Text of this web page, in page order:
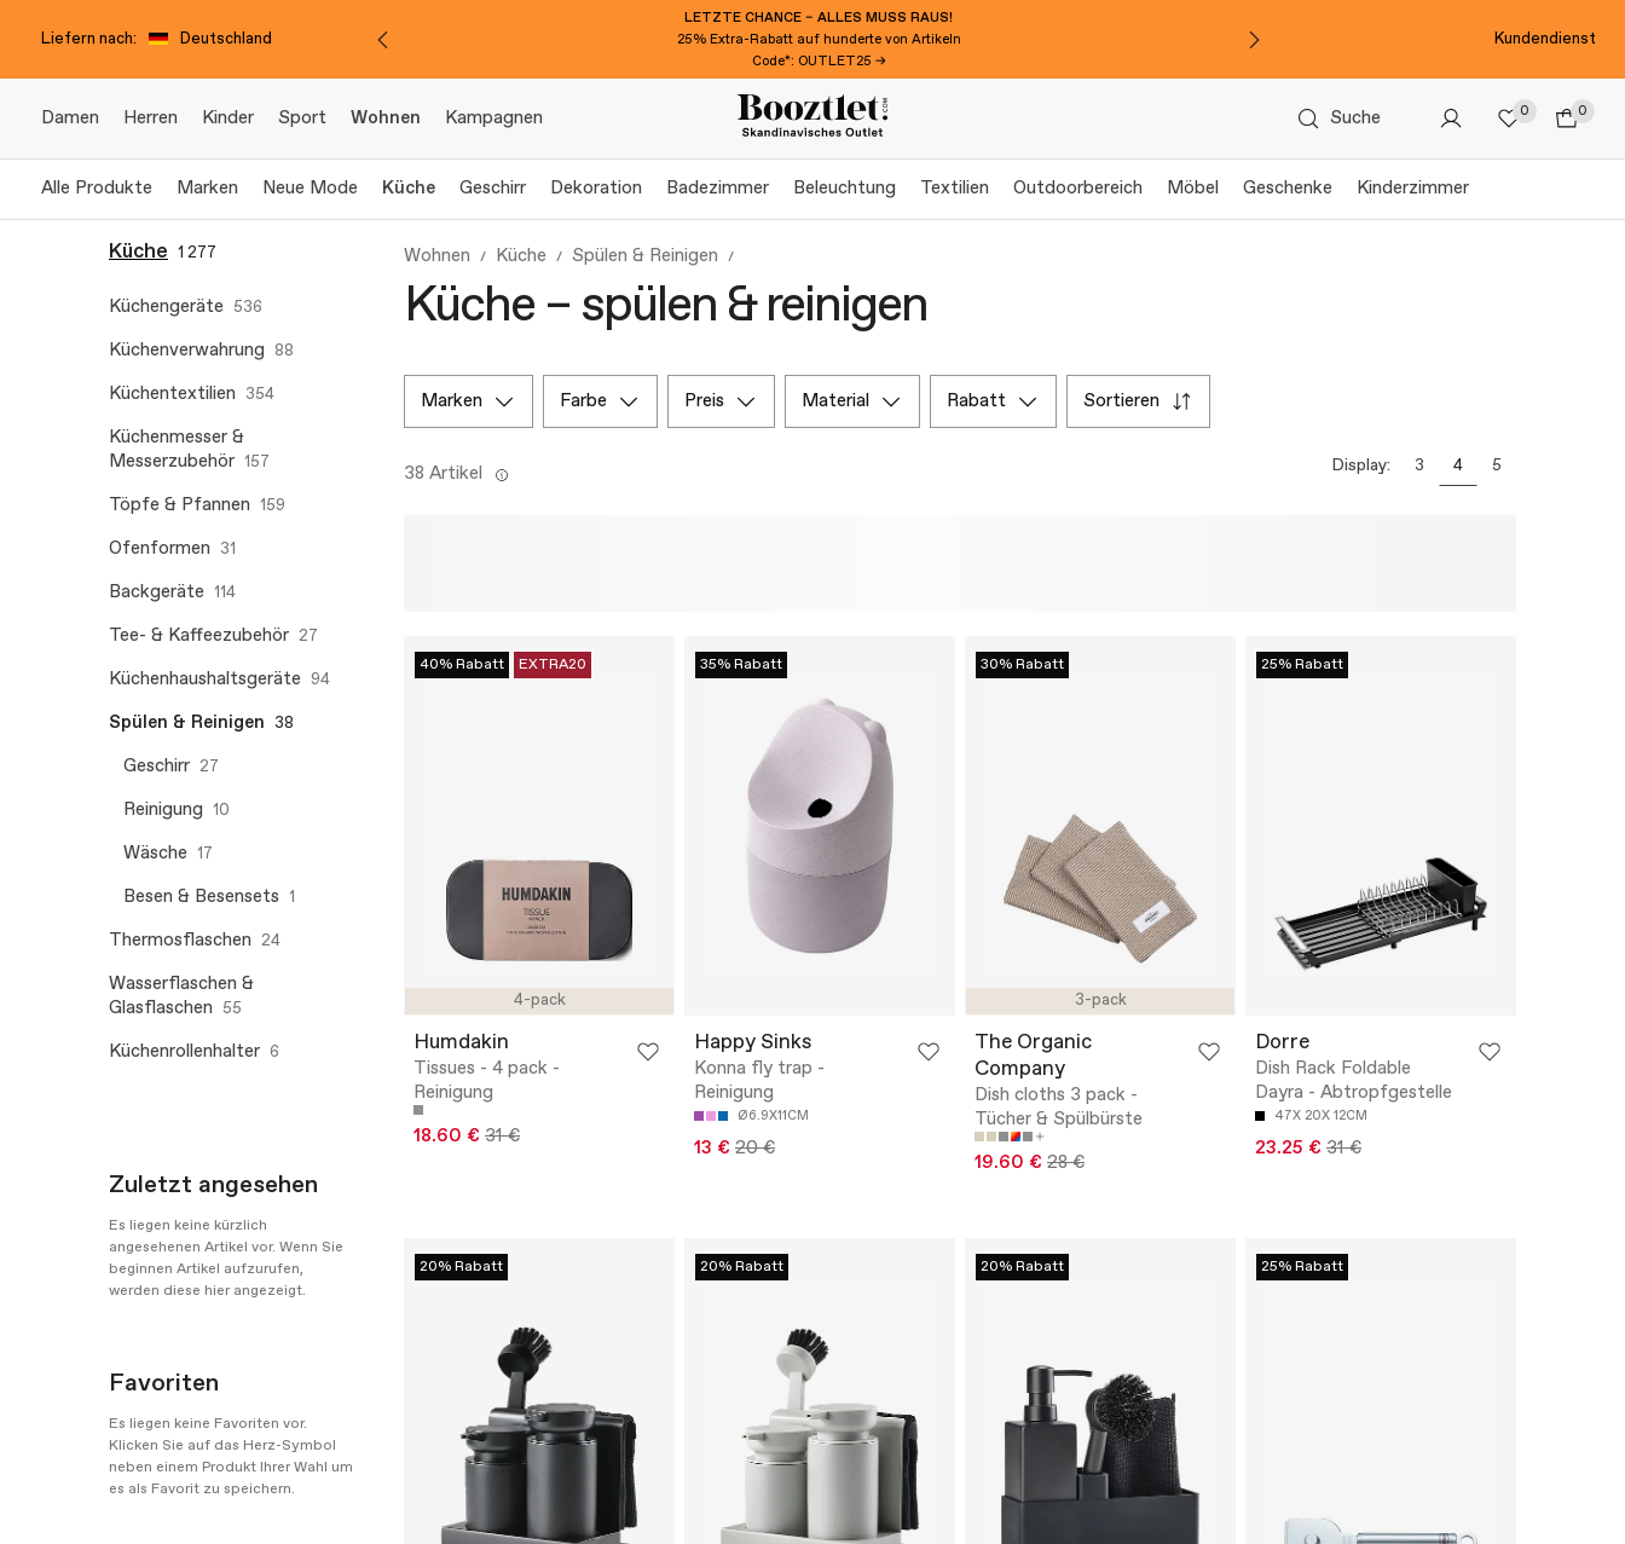
Liefern nach: Deutschland
LETZTE CHANCE – ALLES MUSS RAUS!
25% Extra-Rabatt auf hunderte von Artikeln
Code*: OUTLET25 →
Kundendienst
Damen Herren Kinder Sport Wohnen Kampagnen Suche 0 0
Alle Produkte Marken Neue Mode Küche Geschirr Dekoration Badezimmer Beleuchtung Textilien Outdoorbereich Möbel Geschenke Kinderzimmer
Küche 1 277
Küchengeräte 536
Küchenverwahrung 88
Küchentextilien 354
Küchenmesser &
Messerzubehör 157
Töpfe & Pfannen 159
Ofenformen 31
Backgeräte 114
Tee- & Kaffeezubehör 27
Küchenhaushaltsgeräte 94
Spülen & Reinigen 38
Geschirr 27
Reinigung 10
Wäsche 17
Besen & Besensets 1
Thermosflaschen 24
Wasserflaschen &
Glasflaschen 55
Küchenrollenhalter 6
Zuletzt angesehen
Es liegen keine kürzlich
angesehenen Artikel vor. Wenn Sie
beginnen Artikel aufzurufen,
werden diese hier angezeigt.
Favoriten
Es liegen keine Favoriten vor.
Klicken Sie auf das Herz-Symbol
neben einem Produkt Ihrer Wahl um
es als Favorit zu speichern.
Wohnen Küche Spülen & Reinigen
Küche – spülen & reinigen
marken farbe preis material rabatt sortieren
38 Artikel Display: 3 4 5
4-pack
40% Rabatt EXTRA20
Humdakin
Tissues - 4 pack -
Reinigung
18.60 € 31 €
35% Rabatt
Happy Sinks
Konna fly trap -
Reinigung
Ø6.9X11CM
13 € 20 €
3-pack
30% Rabatt
The Organic
Company
Dish cloths 3 pack -
Tücher & Spülbürste
19.60 € 28 €
25% Rabatt
Dorre
Dish Rack Foldable
Dayra - Abtropfgestelle
47X 20X 12CM
23.25 € 31 €
20% Rabatt 20% Rabatt 20% Rabatt 25% Rabatt